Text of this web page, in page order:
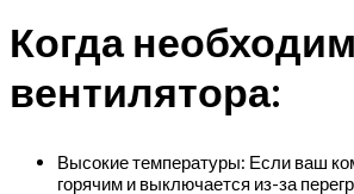
Когда
вентилятора:
Высокие температуры: Если ваш
горячим и выключается из-за